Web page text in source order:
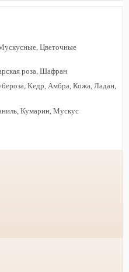
Цветочные
роза, Шафран
Кедр, Амбра, Кожа, Ладан,
Кумарин, Мускус